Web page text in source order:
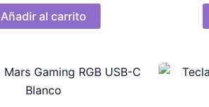
Añadir al carrito